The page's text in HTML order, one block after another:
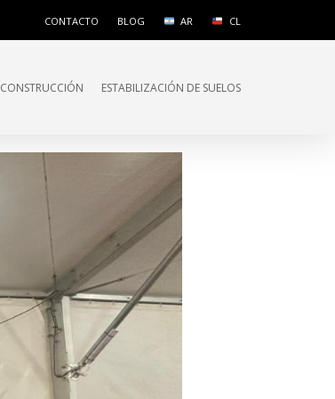
CONTACTO BLOG AR CL
CONSTRUCCIÓN ESTABILIZACIÓN DE SUELOS